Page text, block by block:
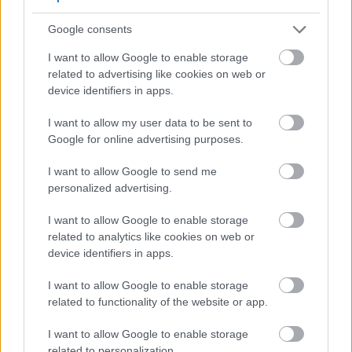
Google consents
I want to allow Google to enable storage
related to advertising like cookies on web or
device identifiers in apps.
I want to allow my user data to be sent to
Google for online advertising purposes.
I want to allow Google to send me
personalized advertising.
I want to allow Google to enable storage
related to analytics like cookies on web or
device identifiers in apps.
I want to allow Google to enable storage
related to functionality of the website or app.
I want to allow Google to enable storage
okusom.Pročitaj više...
Vodič za uzgoj kelja u vlastitom vrtu
Objavljeno: 5. februar 2026. u 12:46:18 UTC
Kelj je jedno od najkorisnijih povrća koje možete
uzgajati u svom vrtu. Ovi lisnati divovi svijeta povrća
iznenađujuće lako uzgajati, čak i za početnike.
Pročitaj više...
Vodič za uzgoj celera u vlastitom vrtu
Objavljeno: 5. februar 2026. u 10:42:58 UTC
Domaći celer nudi okus i hrskavost s kojima se
kupovne sorte jednostavno ne mogu mjeriti. Iako
celer ima reputaciju teškog za uzgoj, uz pravi
pristup i malo strpljenja, možete uživati u ovom
svestranom povrću direktno iz svog vrta.
Pročitaj
više...
Vodič za uzgoj dinja u vlastitom vrtu
Objavljeno: 5. februar 2026. u 10:39:49 UTC